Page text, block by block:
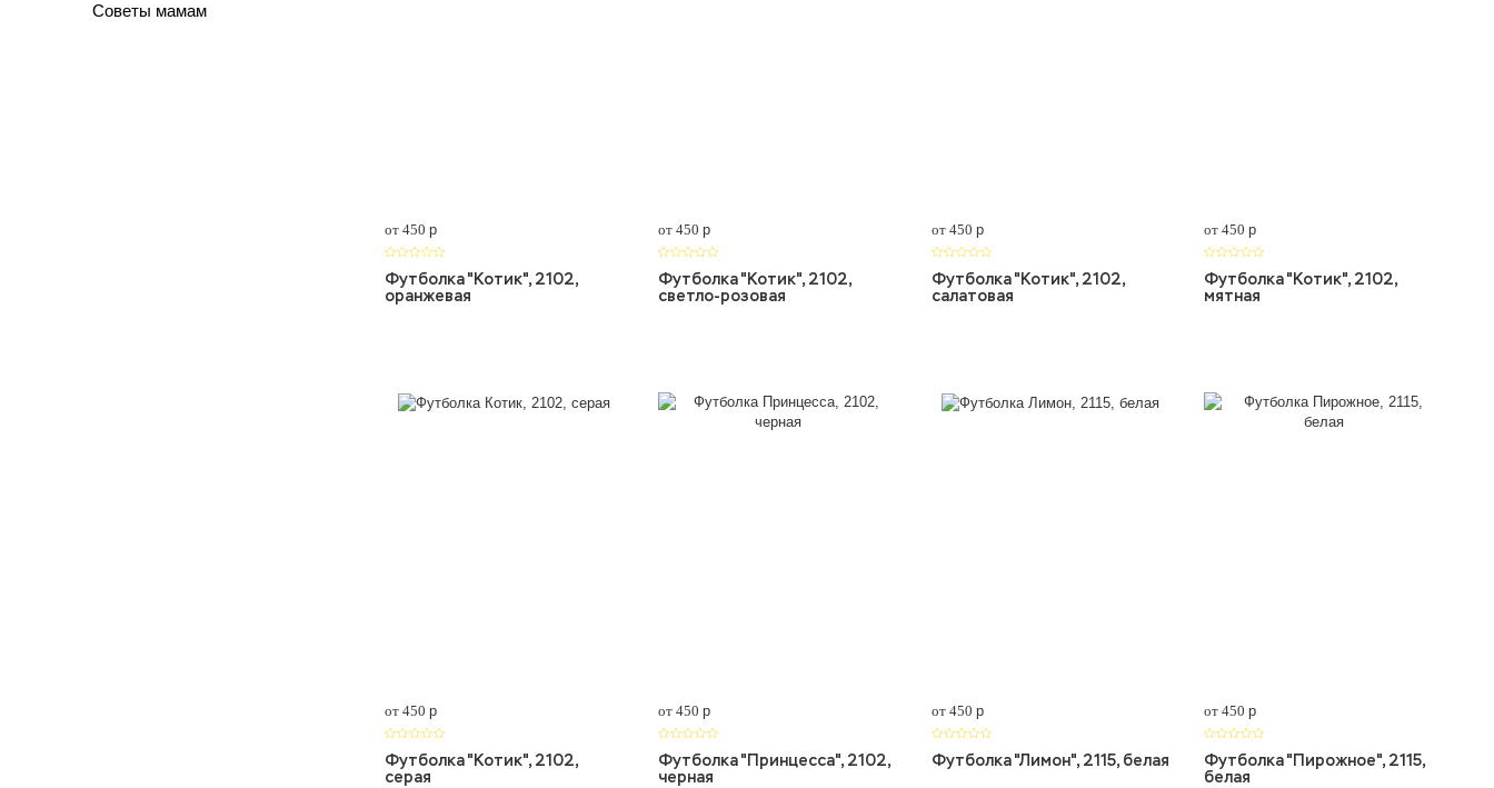
Советы мамам
от 450 p
Футболка "Котик", 2102,
оранжевая
от 450 p
Футболка "Котик", 2102,
светло-розовая
от 450 p
Футболка "Котик", 2102,
салатовая
от 450p
Футболка "Котик", 2102,
мятная
от 450 p
Футболка "Котик", 2102,
серая
от 450 p
Футболка "Принцесса", 2102,
черная
от 450 p
Футболка "Лимон", 2115, белая
от 450p
Футболка "Пирожное", 2115,
белая